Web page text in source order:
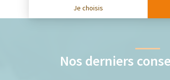
Nos derniers
Je choisis